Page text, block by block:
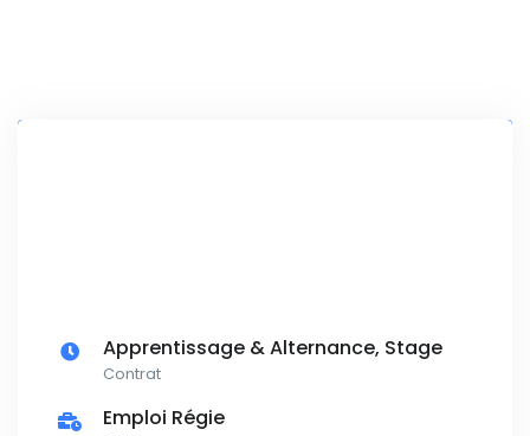
Apprentissage & Alternance, Stage
Contrat
Emploi Régie